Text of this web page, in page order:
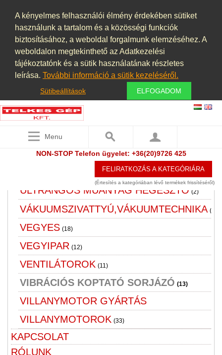
A kényelmes felhasználói élmény érdekében sütiket
használunk a tartalom és a közösségi funkciók
biztosításához, a weboldal forgalmunk elemzéséhez. A
weboldalon megtekinthető az Adatkezelési
tájékoztatónk és a sütik használatának részletes
leírása. További információ a sütik kezeléséről.
Sütibeállítások ELFOGADOM
Menu
NON-STOP Telefon ügyelet: +36(20)9726 425
FELIRATKOZÁS A KATEGÓRIÁRA
(Értesítés a kategóriában lévő termékek frissítéséről)
SZOFTVER
TARTÁLY, LÉGTARTÁLY VÁKUUM
TARTÁLY KONTÉNERKÚT (7)
TISZTÍTÁS (3)
TOLÓZÁR (3)
TRANSZFORMÁTOR,
EGYENIRÁNYÍTÓ, TÁPEGYSÉG,
FÁZISJAVÍTÓ
ULTRAHANGOS TISZTITÓ
ULTRANGOS MÜANYAG HEGESZTŐ (2)
VÁKUUMSZIVATTYÚ,VÁKUUMTECHNIKA (16)
VEGYES (18)
VEGYIPAR (12)
VENTILÁTOROK (11)
VIBRÁCIÓS KOPTATÓ SORJÁZÓ (13)
VILLANYMOTOR GYÁRTÁS
VILLANYMOTOROK (33)
KAPCSOLAT
RÓLUNK